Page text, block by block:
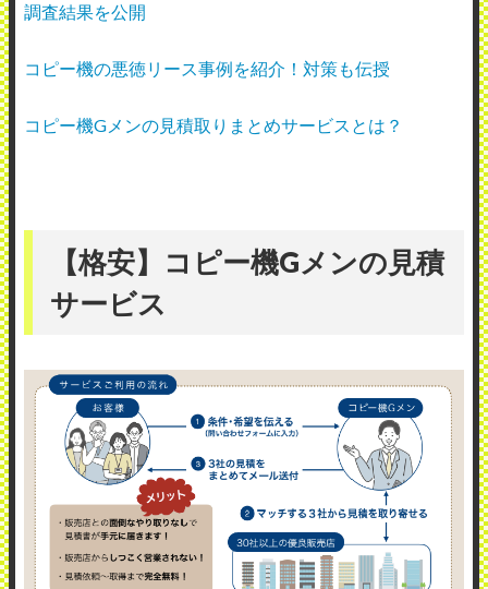
調査結果を公開
コピー機の悪徳リース事例を紹介！対策も伝授
コピー機Gメンの見積取りまとめサービスとは？
【格安】コピー機Gメンの見積
サービス